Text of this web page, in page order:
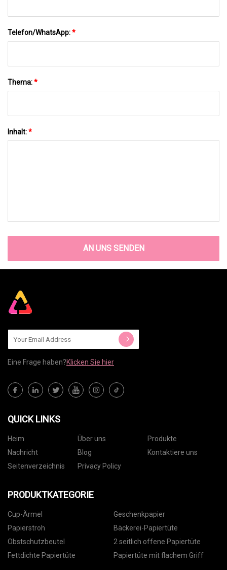
Telefon/WhatsApp:*
Thema:*
Inhalt:*
AN UNS SENDEN
Eine Frage haben?Klicken Sie hier
QUICK LINKS
Heim Über uns
Produkte
Nachricht
Blog
Kontaktiere uns
Seitenverzeichnis
Privacy Policy
PRODUKTKATEGORIE
Cup-Ärmel
Geschenkpapier
Papierstroh
Bäckerei-Papiertüte
Obstschutzbeutel
2 seitlich offene Papiertüte
Fettdichte Papiertüte
Papiertüte mit flachem Griff